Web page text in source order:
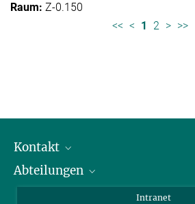
Z-0.150
<< < 1 2 > >>
Kontakt
Mitarbeiterverzeichnis
Abteilungen
Intranet